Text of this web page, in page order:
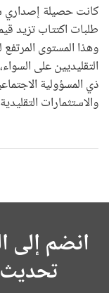
طلبات اكتتاب تزيد
وهذا المستوى
التقليديين على
ذي المسؤولية
والاستثمارات
انضم إلى